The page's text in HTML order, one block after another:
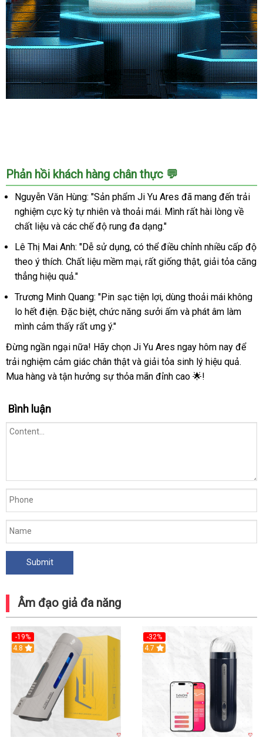
Cấp
Ji
Yu
Ares
Rung
Thụt
Mút
Co
Bóp
Chức
Năng
Phản hồi khách hàng chân thực 💬
Nguyễn Văn Hùng: "Sản phẩm Ji Yu Ares đã mang đến trải
nghiệm cực kỳ tự nhiên và thoải mái. Mình rất hài lòng về
chất liệu và các chế độ rung đa dạng."
Lê Thị Mai Anh: "Dễ sử dụng, có thể điều chỉnh nhiều cấp độ
theo ý thích. Chất liệu mềm mại, rất giống thật, giải tỏa căng
thẳng hiệu quả."
Trương Minh Quang: "Pin sạc tiện lợi, dùng thoải mái không
lo hết điện. Đặc biệt, chức năng sưởi ấm và phát âm làm
mình cảm thấy rất ưng ý."
Đừng ngần ngại nữa! Hãy chọn Ji Yu Ares ngay hôm nay để
trải nghiệm cảm giác chân thật và giải tỏa sinh lý hiệu quả.
Mua hàng và tận hưởng sự thỏa mãn đỉnh cao 🌟!
Bình luận
Âm đạo giả đa năng
-19%
Hot
4.8
-32%
Hot
4.7